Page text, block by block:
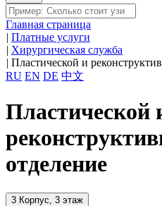
Главная страница
| Платные услуги
| Хирургическая служба
| Пластической и
RU EN DE 中文
Пластической
отделение
3 Корпус, 3 этаж